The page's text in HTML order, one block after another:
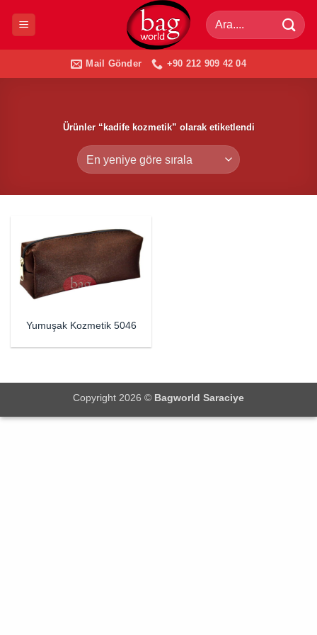
Ara:
Mail Gönder +90 212 909 42 04
Ürünler “kadife kozmetik” olarak etiketlendi
Yumuşak Kozmetik 5046
Copyright 2026 © Bagworld Saraciye